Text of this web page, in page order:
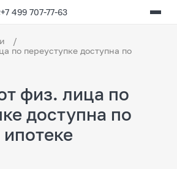
+7 499 707-77-63
/
по переуступке доступна по
физ. лица по
доступна по